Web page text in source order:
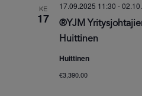
KE
17
®YJM
Huittinen
17.09.2025 11:30 -
Huittinen
€3,390.00